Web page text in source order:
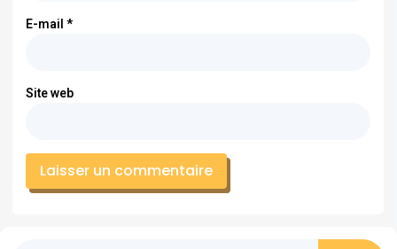
E-mail*
Site web